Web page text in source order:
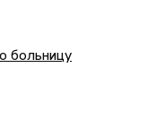
больницу